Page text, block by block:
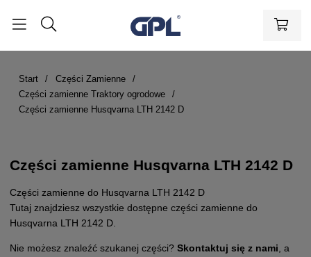
Start
Części Zamienne
Części zamienne Traktory ogrodowe
Części zamienne Husqvarna LTH 2142 D
Części zamienne Husqvarna LTH 2142 D
Części zamienne do Husqvarna LTH 2142 D
Tutaj znajdziesz wszystkie dostępne części zamienne do
Husqvarna LTH 2142 D.
Nie możesz znaleźć szukanej części? Skontaktuj się z nami, a